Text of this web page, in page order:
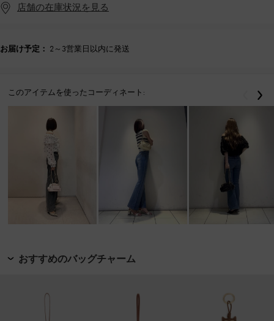
店舗の在庫状況を見る
お届け予定： 2～3営業日以内に発送
このアイテムを使ったコーディネート: 戻る
おすすめのバッグチャーム